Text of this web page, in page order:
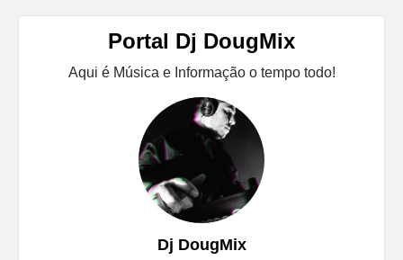
Portal Dj DougMix
Aqui é Música e Informação o tempo todo!
Dj DougMix